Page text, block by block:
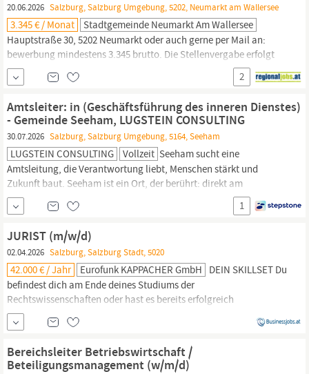
20.06.2026 Salzburg, Salzburg Umgebung, 5202, Neumarkt am Wallersee
3.345 € / Monat
Stadtgemeinde Neumarkt Am Wallersee
Hauptstraße 30, 5202 Neumarkt oder auch gerne per Mail an:
bewerbung mindestens 3.345 brutto. Die Stellenvergabe erfolgt
unter Bedachtnahme des
Gleichbehandlungsgesetzes.
Der Bürgermeister: LAbg. David Egger-Kranzinger
Umgebung Hauptstr. 30, 5202 Neumarkt a. W. Tel.:
2
Amtsleiter: in (Geschäftsführung des inneren Dienstes)
- Gemeinde Seeham, LUGSTEIN CONSULTING
30.07.2026 Salzburg, Salzburg Umgebung, 5164, Seeham
LUGSTEIN CONSULTING Vollzeit Seeham sucht eine
Amtsleitung, die Verantwortung liebt, Menschen stärkt und
Zukunft baut. Seeham ist ein Ort, der berührt: direkt am
Obertrumer See, mit Sonnenuntergängen, die jeden Tag
besonders machen – und der Festspielstadt
nur einen
kurzen Sprung entfernt. Das Biodorf Seeham steht für gelebte
Nachhaltigkeit, regionale
1
JURIST (m/w/d)
02.04.2026 Salzburg, Salzburg Stadt, 5020
42.000 € / Jahr Eurofunk KAPPACHER GmbH DEIN SKILLSET Du
befindest dich am Ende deines Studiums der
Rechtswissenschaften oder hast es bereits erfolgreich
abgeschlossen und verfügst idealerweise über erste
Berufserfahrung im
Umfeld. Du zeichnest dich durch
eine rasche Auffassungsgabe aus und bringst die Fähigkeit mit,
auch komplexe Sachverhalte zu strukturieren und zielgerichtet...
Bereichsleiter Betriebswirtschaft /
Beteiligungsmanagement (w/m/d)